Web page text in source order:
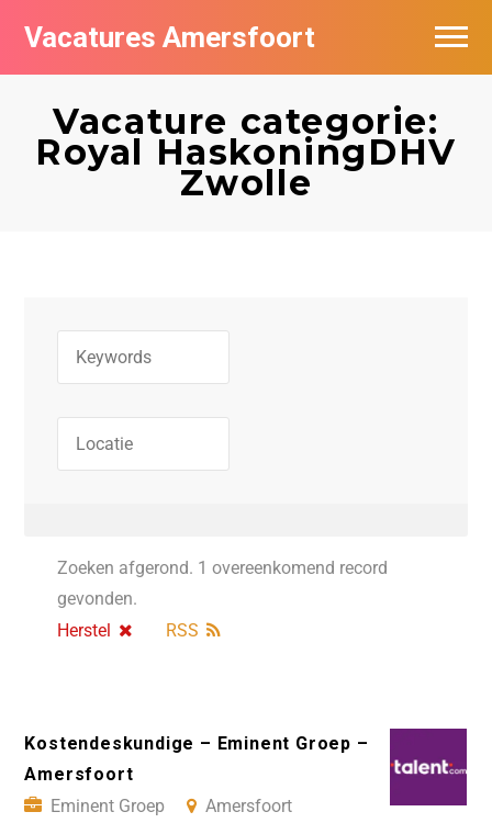
Vacatures Amersfoort
Vacature categorie:
Royal HaskoningDHV
Zwolle
Zoeken afgerond. 1 overeenkomend record
gevonden.
Herstel
RSS
Kostendeskundige – Eminent Groep –
Amersfoort
Eminent Groep
Amersfoort
Vacatures per bedrijf
De populairste vacatures in Amersfoort